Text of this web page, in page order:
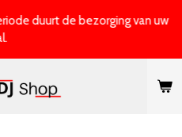
duurt de bezorging van uw